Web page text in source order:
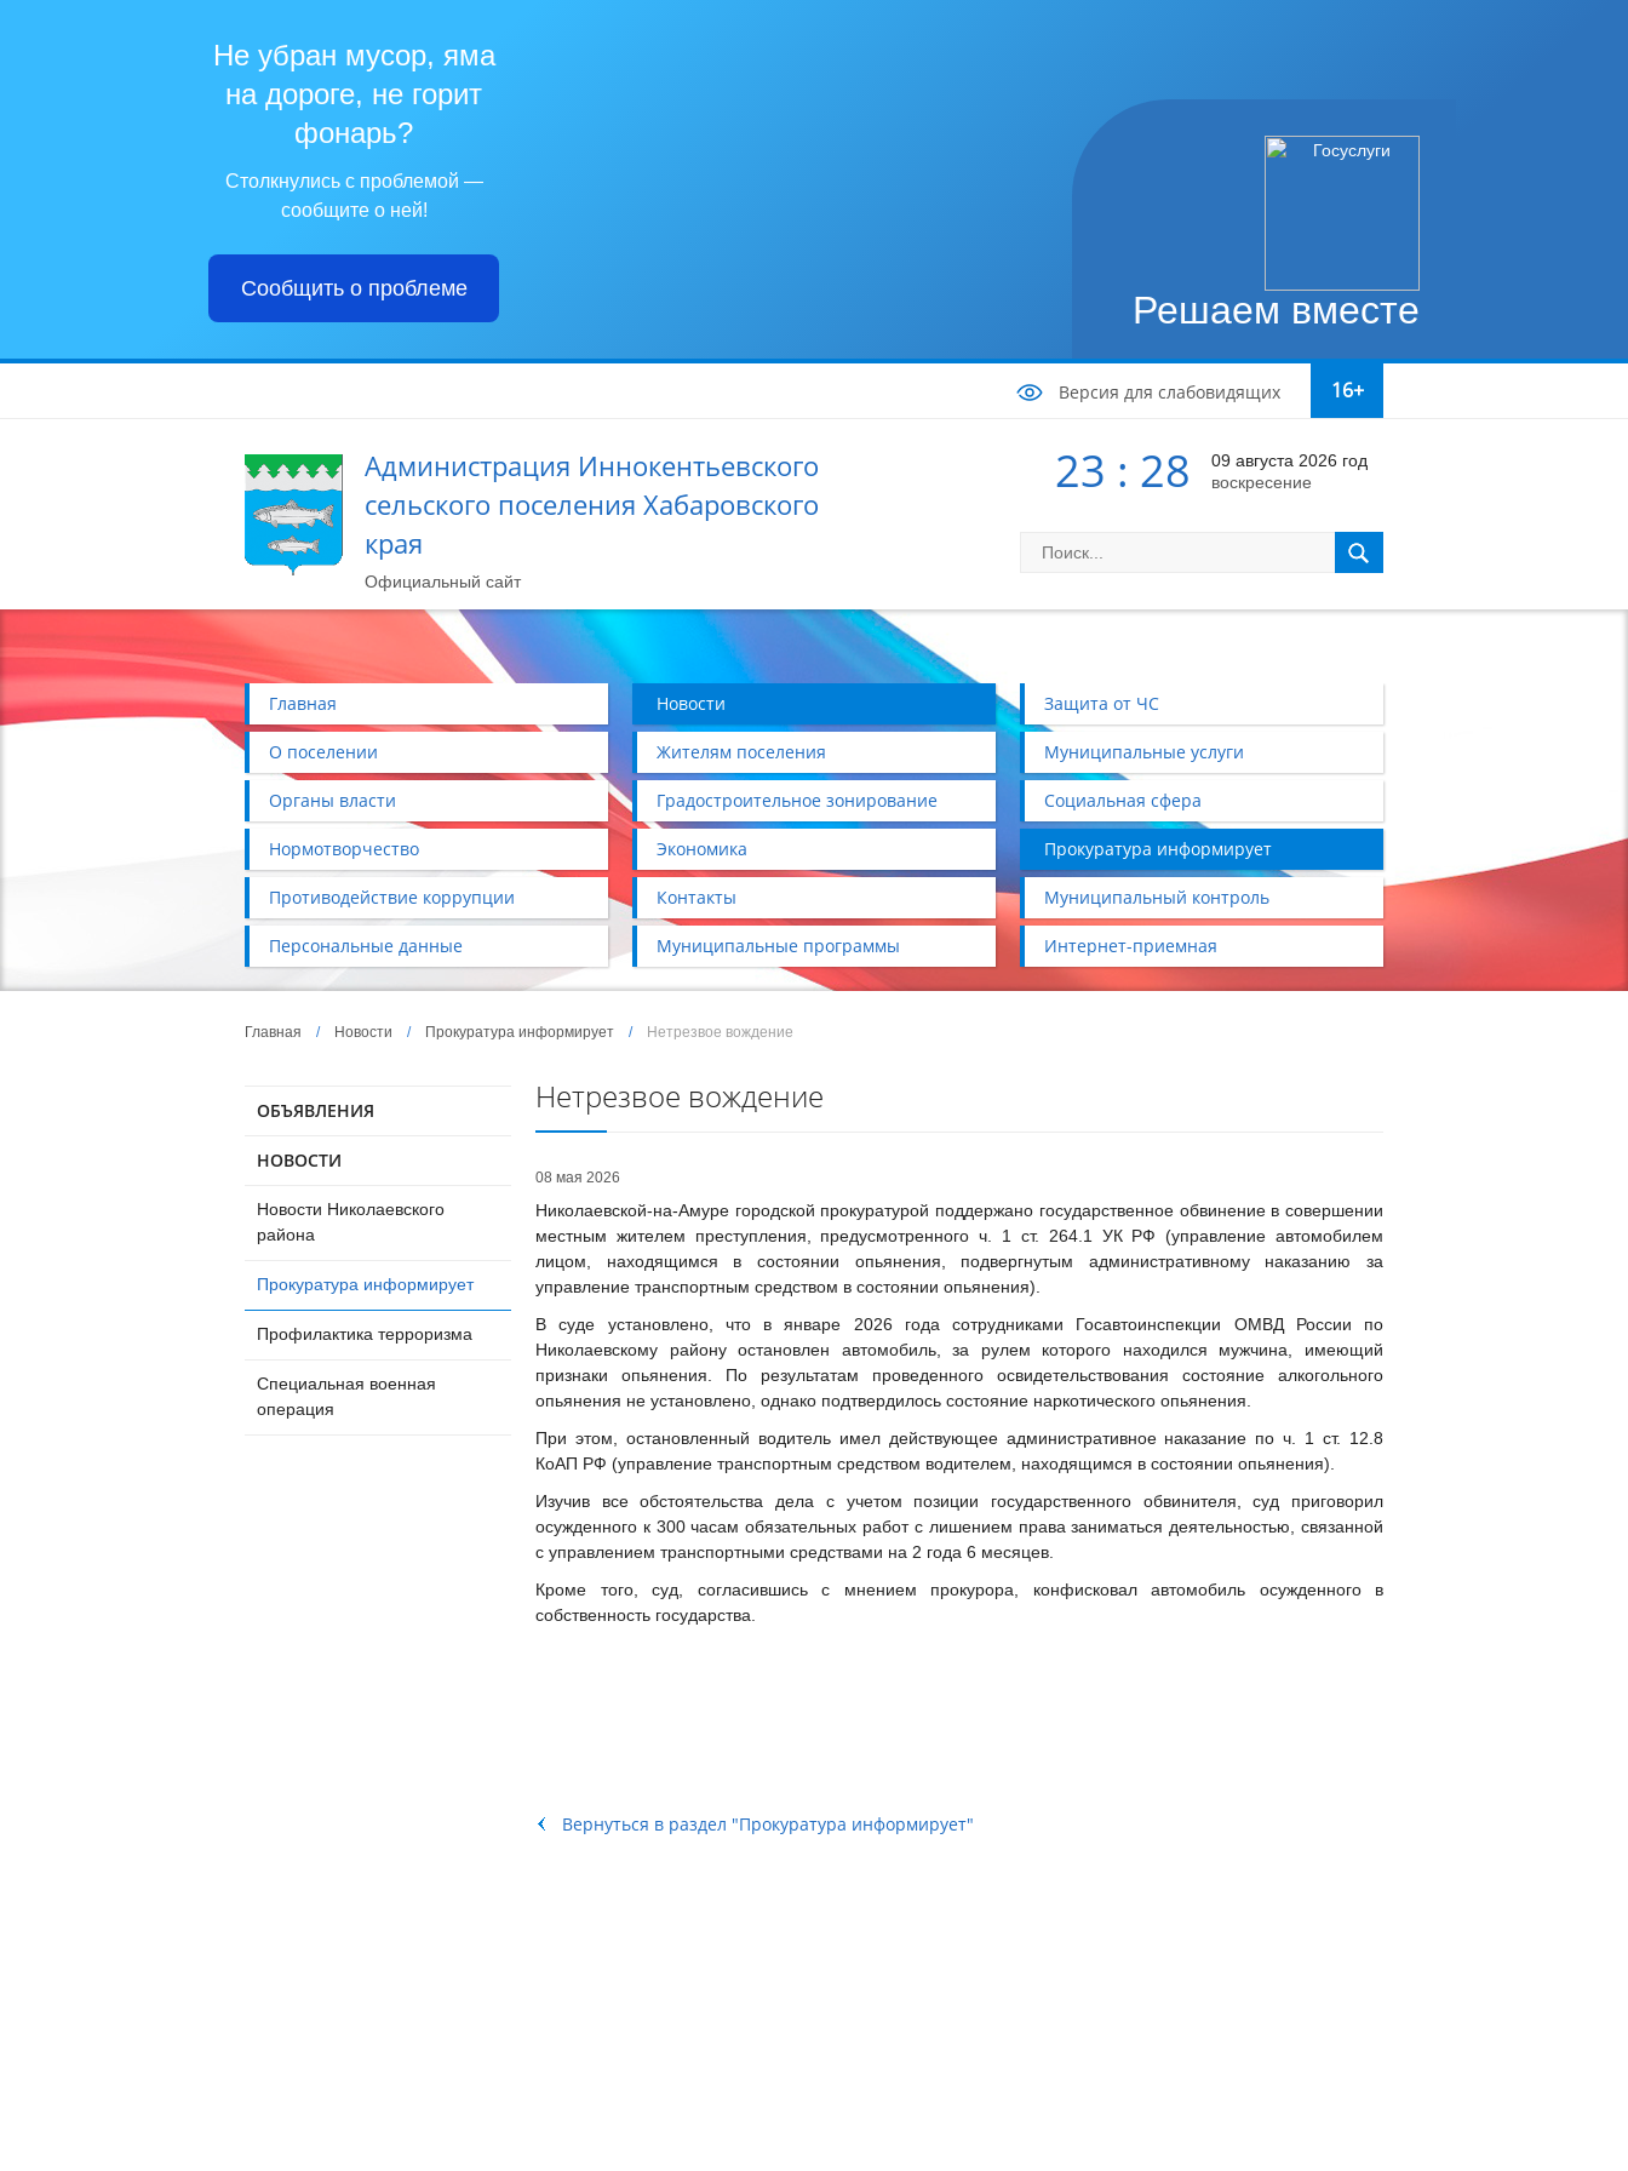
Решаем вместе
Не убран мусор, яма
на дороге, не горит
фонарь?
Столкнулись с проблемой —
сообщите о ней!
Сообщить о проблеме
Версия для слабовидящих 16+
Администрация Иннокентьевского
сельского поселения Хабаровского
края
Официальный сайт
23 : 28
09 августа 2026 год
воскресение
Главная Новости Защита от ЧС
О поселении Жителям поселения Муниципальные услуги
Органы власти Градостроительное зонирование Социальная сфера
Нормотворчество Экономика Прокуратура информирует
Противодействие коррупции Контакты Муниципальный контроль
Персональные данные Муниципальные программы Интернет-приемная
Главная / Новости / Прокуратура информирует / Нетрезвое вождение
ОБЪЯВЛЕНИЯ
НОВОСТИ
Новости Николаевского
района
Прокуратура информирует
Профилактика терроризма
Специальная военная
операция
Нетрезвое вождение
08 мая 2026
Николаевской-на-Амуре городской прокуратурой поддержано государственное обвинение в совершении
местным жителем преступления, предусмотренного ч. 1 ст. 264.1 УК РФ (управление автомобилем
лицом, находящимся в состоянии опьянения, подвергнутым административному наказанию за
управление транспортным средством в состоянии опьянения).
В суде установлено, что в январе 2026 года сотрудниками Госавтоинспекции ОМВД России по
Николаевскому району остановлен автомобиль, за рулем которого находился мужчина, имеющий
признаки опьянения. По результатам проведенного освидетельствования состояние алкогольного
опьянения не установлено, однако подтвердилось состояние наркотического опьянения.
При этом, остановленный водитель имел действующее административное наказание по ч. 1 ст. 12.8
КоАП РФ (управление транспортным средством водителем, находящимся в состоянии опьянения).
Изучив все обстоятельства дела с учетом позиции государственного обвинителя, суд приговорил
осужденного к 300 часам обязательных работ с лишением права заниматься деятельностью, связанной
с управлением транспортными средствами на 2 года 6 месяцев.
Кроме того, суд, согласившись с мнением прокурора, конфисковал автомобиль осужденного в
собственность государства.
Вернуться в раздел "Прокуратура информирует"